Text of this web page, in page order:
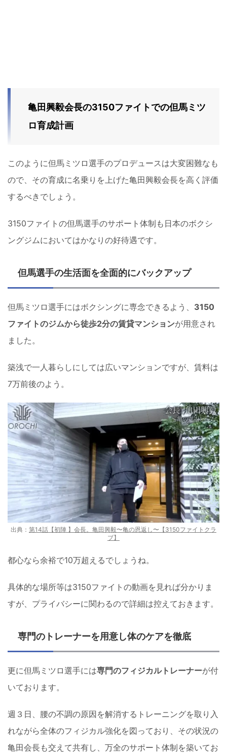
亀田興毅会長の3150ファイトでの但馬ミツ
ロ育成計画
このように但馬ミツロ選手のプロデュースは大変困難なも
ので、その育成に名乗りを上げた亀田興毅会長を高く評価
するべきでしょう。
3150ファイトの但馬選手のサポート体制も日本のボクシ
ングジムにおいてはかなりの好待遇です。
但馬選手の生活面を全面的にバックアップ
但馬ミツロ選手にはボクシングに専念できるよう、 3150
ファイトのジムから徒歩2分の賃貸マンションが用意され
ました。
築浅で一人暮らしにしては広いマンションですが、賃料は
7万前後のよう。
出典： 第14話【初陣 】会長。亀田興毅〜亀の恩返し〜【3150ファイトクラ
ブ】
都心なら余裕で10万超えるでしょうね。
具体的な場所等は3150ファイトの動画を見れば分かりま
すが、プライバシーに関わるので詳細は控えておきます。
専門のトレーナーを用意し体のケアを徹底
更に但馬ミツロ選手には専門のフィジカルトレーナーが付
いております。
週３日、腰の不調の原因を解消するトレーニングを取り入
れながら全体のフィジカル強化を図っており、その状況の
亀田会長も交えて共有し、万全のサポート体制を築いてお